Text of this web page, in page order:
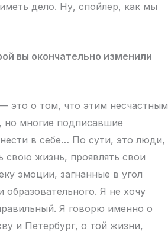
дело. Ну, спойлер, как мы
вы окончательно изменили
это о том, что этим несчастным
но многие подписавшие
в себе… По сути, это люди,
жизнь, проявлять свои
эмоции, загнанные в угол
Я не хочу
Я говорю именно о
и Петербург, о той жизни,